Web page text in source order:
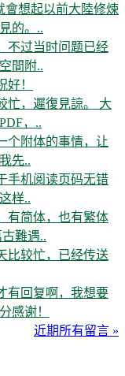
會想起以前大陸修煉
的。..
不过当时问题已经
間附..
好！
忙，遲復見諒。 大
，..
个附体的事情，让
先..
手机阅读页码无错
样..
有简体，也有繁体
難遇..
比较忙，已经传送
有回复啊，我想要
感谢！
近期所有留言 »